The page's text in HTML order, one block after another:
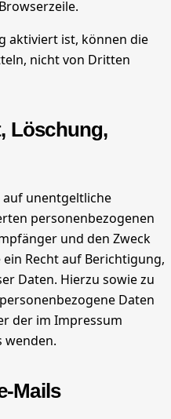
aktiviert ist, können die
nicht von Dritten
Löschung,
auf unentgeltliche
personenbezogenen
und den Zweck
Recht auf Berichtigung,
Daten. Hierzu sowie zu
Daten
der im Impressum
wenden.
Mails